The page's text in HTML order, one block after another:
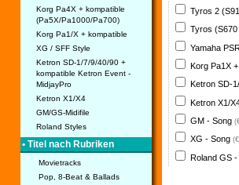
Korg Pa4X + kompatible
(Pa5X/Pa1000/Pa700)
Korg Pa1/X + kompatible
XG / SFF Style
Ketron SD-1/7/9/40/90 +
kompatible Ketron Event -
MidjayPro
Ketron X1/X4
GM/GS-Midifile
Roland Styles
• Titel nach Rubriken
Movietracks
Pop, 8-Beat & Ballads
Tyros 2
Tyros
Yamaha
Korg Pa1X
Ketron SD-
Ketron X1/
GM - Song
XG - Song
Roland GS -